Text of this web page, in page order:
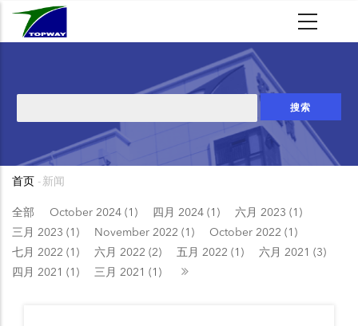
索
包
屑
首页 - 新闻
全部 October 2024 (1) 四月 2024 (1)
六月 2023 (1)
三月 2023 (1)
November 2022 (1)
October 2022 (1)
七月 2022 (1)
六月 2022 (2) 五月 2022 (1)
六月 2021 (3)
四月 2021 (1)
三月 2021 (1)